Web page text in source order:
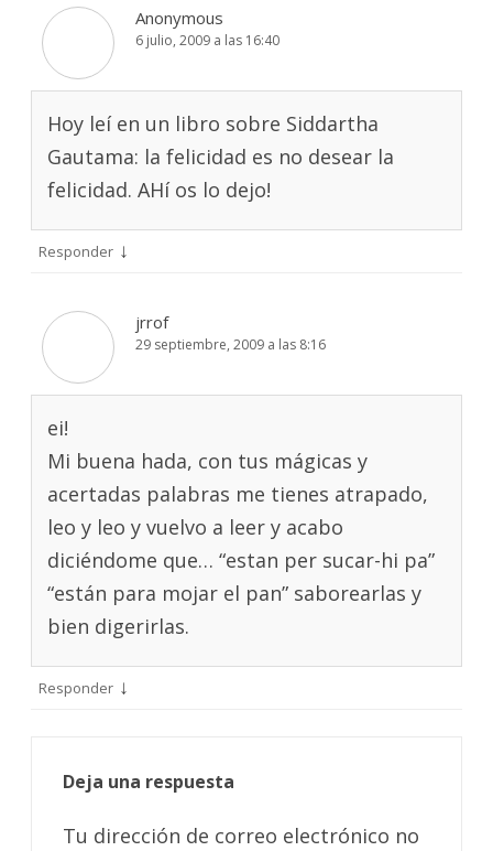
Anonymous
6 julio, 2009 a las 16:40
Hoy leí en un libro sobre Siddartha
Gautama: la felicidad es no desear la
felicidad. AHí os lo dejo!
Responder ↓
jrrof
29 septiembre, 2009 a las 8:16
ei!
Mi buena hada, con tus mágicas y
acertadas palabras me tienes atrapado,
leo y leo y vuelvo a leer y acabo
diciéndome que… “estan per sucar-hi pa”
“están para mojar el pan” saborearlas y
bien digerirlas.
Responder ↓
Deja una respuesta
Tu dirección de correo electrónico no